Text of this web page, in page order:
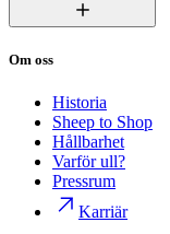
Om oss
Historia
Sheep to Shop
Hållbarhet
Varför ull?
Pressrum
Karriär